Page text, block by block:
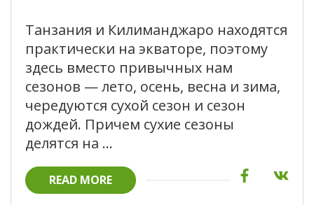
Танзания и Килиманджаро находятся
практически на экваторе, поэтому
здесь вместо привычных нам
сезонов — лето, осень, весна и зима,
чередуются сухой сезон и сезон
дождей. Причем сухие сезоны
делятся на …
READ MORE